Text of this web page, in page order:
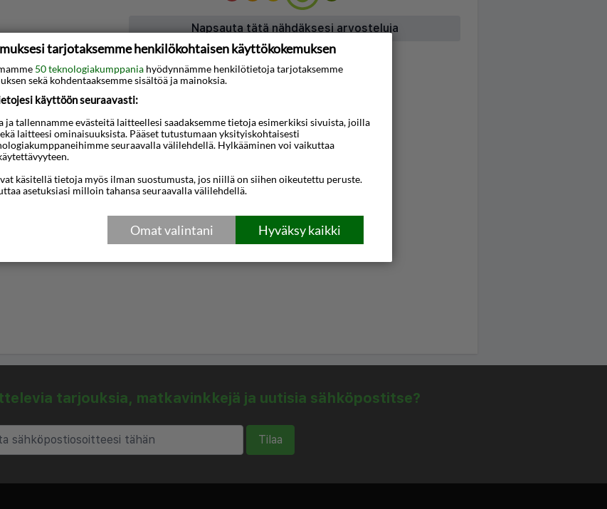
Napsauta tätä nähdäksesi arvosteluja
Kartta
tarjouksia, matkavinkkejä ja uutisia sähköpostitse?
Tilaa
tarjotaksemme henkilökohtaisen käyttökokemuksen
50 teknologiakumppania hyödynnämme henkilötietoja tarjotaksemme
sekä kohdentaaksemme sisältöä ja mainoksia.
käyttöön seuraavasti:
tallennamme evästeitä laitteellesi saadaksemme tietoja esimerkiksi sivuista, joilla
laitteesi ominaisuuksista. Pääset tutustumaan yksityiskohtaisesti
seuraavalla välilehdellä. Hylkääminen voi vaikuttaa
käsitellä tietoja myös ilman suostumusta, jos niillä on siihen oikeutettu peruste.
asetuksiasi milloin tahansa seuraavalla välilehdellä.
Hyväksy kaikki
Omat valintani